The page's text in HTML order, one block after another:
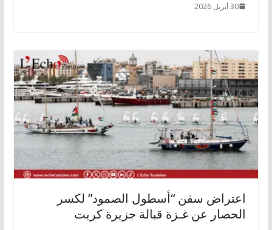
30 أبريل 2026
اعتراض سفن “أسطول الصمود” لكسر
الحصار عن غـزة قبالة جزيرة كريت